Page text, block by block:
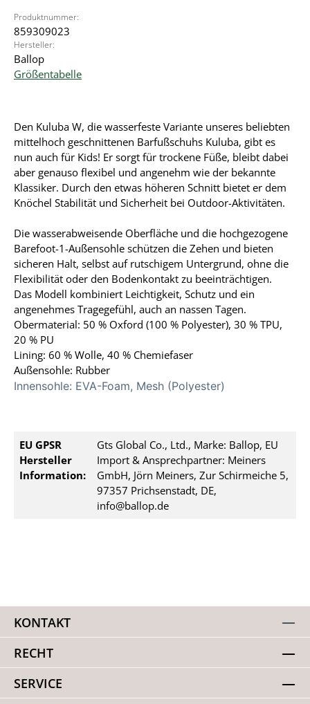
Produktnummer:
859309023
Hersteller:
Ballop
Größentabelle
Den Kuluba W, die wasserfeste Variante unseres beliebten
mittelhoch geschnittenen Barfußschuhs Kuluba, gibt es
nun auch für Kids! Er sorgt für trockene Füße, bleibt dabei
aber genauso flexibel und angenehm wie der bekannte
Klassiker. Durch den etwas höheren Schnitt bietet er dem
Knöchel Stabilität und Sicherheit bei Outdoor-Aktivitäten.
Die wasserabweisende Oberfläche und die hochgezogene
Barefoot-1-Außensohle schützen die Zehen und bieten
sicheren Halt, selbst auf rutschigem Untergrund, ohne die
Flexibilität oder den Bodenkontakt zu beeinträchtigen.
Das Modell kombiniert Leichtigkeit, Schutz und ein
angenehmes Tragegefühl, auch an nassen Tagen.
Obermaterial: 50 % Oxford (100 % Polyester), 30 % TPU,
20 % PU
Lining: 60 % Wolle, 40 % Chemiefaser
Außensohle: Rubber
Innensohle: EVA-Foam, Mesh (Polyester)
EU GPSR
Hersteller
Information:
Gts Global Co., Ltd., Marke: Ballop, EU
Import & Ansprechpartner: Meiners
GmbH, Jörn Meiners, Zur Schirmeiche 5,
97357 Prichsenstadt, DE,
info@ballop.de
KONTAKT
RECHT
SERVICE